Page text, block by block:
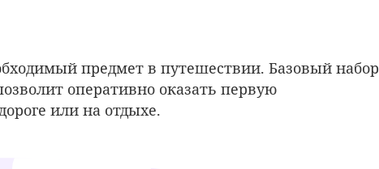
предмет в путешествии. Базовый набор
оперативно оказать первую
или на отдыхе.